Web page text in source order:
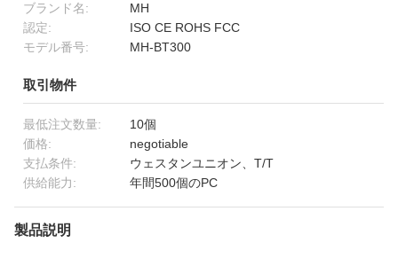
ブランド名:
MH
認定:
ISO CE ROHS FCC
モデル番号:
MH-BT300
取引物件
最低注文数量:
10個
価格:
negotiable
支払条件:
ウェスタンユニオン、T/T
供給能力:
年間500個のPC
製品説明